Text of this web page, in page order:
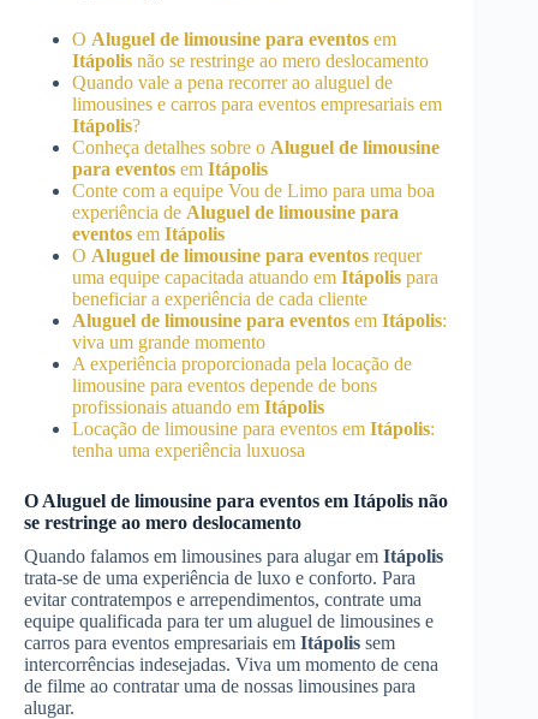
O Aluguel de limousine para eventos em
Itápolis não se restringe ao mero deslocamento
Quando vale a pena recorrer ao aluguel de
limousines e carros para eventos empresariais em
Itápolis?
Conheça detalhes sobre o Aluguel de limousine
para eventos em Itápolis
Conte com a equipe Vou de Limo para uma boa
experiência de Aluguel de limousine para
eventos em Itápolis
O Aluguel de limousine para eventos requer
uma equipe capacitada atuando em Itápolis para
beneficiar a experiência de cada cliente
Aluguel de limousine para eventos em Itápolis:
viva um grande momento
A experiência proporcionada pela locação de
limousine para eventos depende de bons
profissionais atuando em Itápolis
Locação de limousine para eventos em Itápolis:
tenha uma experiência luxuosa
O Aluguel de limousine para eventos em Itápolis não
se restringe ao mero deslocamento
Quando falamos em limousines para alugar em Itápolis
trata-se de uma experiência de luxo e conforto. Para
evitar contratempos e arrependimentos, contrate uma
equipe qualificada para ter um aluguel de limousines e
carros para eventos empresariais em Itápolis sem
intercorrências indesejadas. Viva um momento de cena
de filme ao contratar uma de nossas limousines para
alugar.